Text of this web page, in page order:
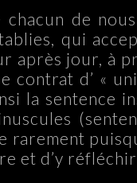
de
qui
après jour, à
contrat d’ «
la sentence
rarement
et d’y